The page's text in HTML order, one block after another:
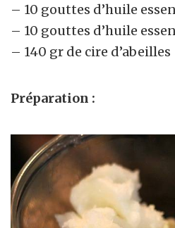
– 10 gouttes d’huile
– 10 gouttes d’huile
– 140 gr de cire d’abeilles
Préparation :